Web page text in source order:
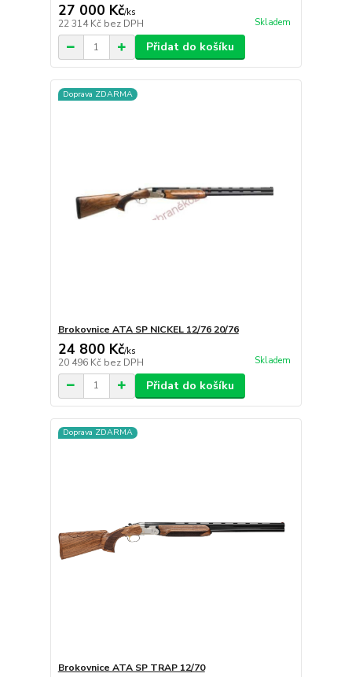
27 000 Kč/ks
22 314 Kč bez DPH Skladem
Přidat do košíku
Doprava ZDARMA
Brokovnice ATA SP NICKEL 12/76 20/76
24 800 Kč/ks
20 496 Kč bez DPH Skladem
Přidat do košíku
Doprava ZDARMA
Brokovnice ATA SP TRAP 12/70